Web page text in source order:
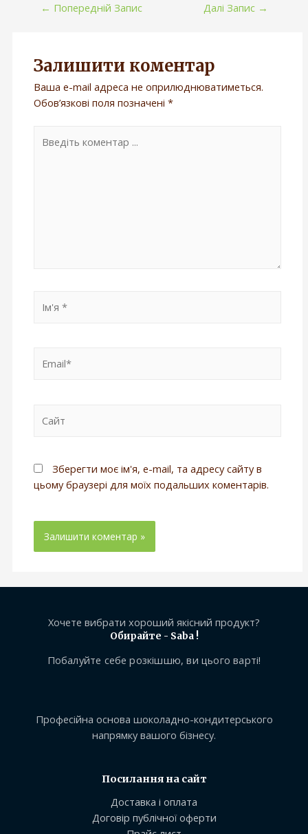
← Попередній Запис Далі Запис →
Залишити коментар
Ваша e-mail адреса не оприлюднюватиметься.
Обов’язкові поля позначені*
Зберегти моє ім'я, e-mail, та адресу сайту в
цьому браузері для моїх подальших коментарів.
Хочете вибрати хороший якісний продукт?
Обирайте - Saba !
Побалуйте себе розкішшю, ви цього варті!
Професійна основа шоколадно-кондитерського
напрямку вашого бізнесу.
Посилання на сайт
Доставка і оплата
Договір публічної оферти